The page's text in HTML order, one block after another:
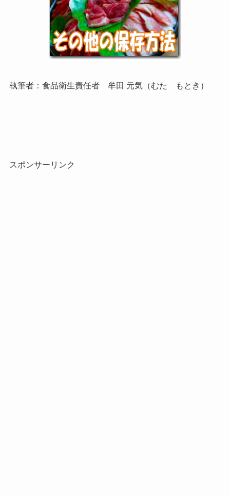
執筆者：食品衛生責任者 牟田 元気（むた もとき）
スポンサーリンク